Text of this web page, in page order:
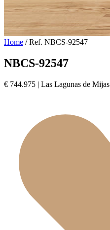
Home / Ref. NBCS-92547
NBCS-92547
€ 744.975 | Las Lagunas de Mijas